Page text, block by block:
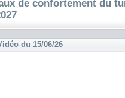
de confortement du
du 15/06/26